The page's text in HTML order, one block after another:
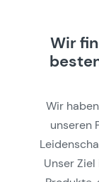
Wir
Wir
unseren
Unser